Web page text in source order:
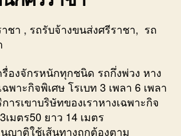
ชา , รถรับจ้างขนส่งศรีราชา, รถ
องจักรหนักทุกชนิด รถกึ่งพ่วง หาง
พาะกิจพิเศษ โรเบท 3 เพลา 6 เพลา
ารเขาบริษัทของเราหางเฉพาะกิจ
เมตร50 ยาว 14 เมตร
ญาติใช้เส้นทางถูกต้องตาม